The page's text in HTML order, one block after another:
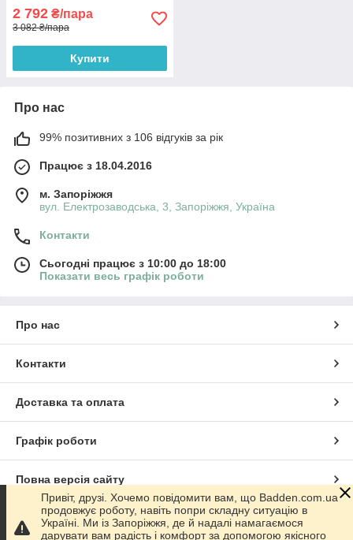
2 792 ₴/пара
3 082 ₴/пара
Купити
Про нас
99% позитивних з 106 відгуків за рік
Працює з 18.04.2016
м. Запоріжжя
вул. Електрозаводська, 3, Запоріжжя, Україна
Контакти
Сьогодні працює з 10:00 до 18:00
Показати весь графік роботи
Про нас
Контакти
Доставка та оплата
Графік роботи
Повна версія сайту
Сайт створено на маркетплейсіProm.ua
Привіт, друзі. Хочемо повідомити вам, що Badden.com.ua
продовжує роботу, навіть попри складну ситуацію в
Україні. Ми із Запоріжжя, де й надалі намагаємося
дарувати вам радість і комфорт за допомогою якісного